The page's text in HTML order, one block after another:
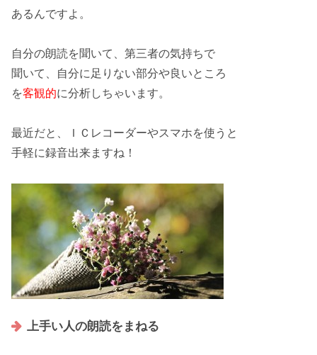
あるんですよ。
自分の朗読を聞いて、第三者の気持ちで
聞いて、自分に 足りない部分や良いところ
を客観的に分析しちゃいます。
最近だと、ＩＣレコーダーやスマホを使うと
手軽に録音出来ますね！
上手い人の朗読をまねる